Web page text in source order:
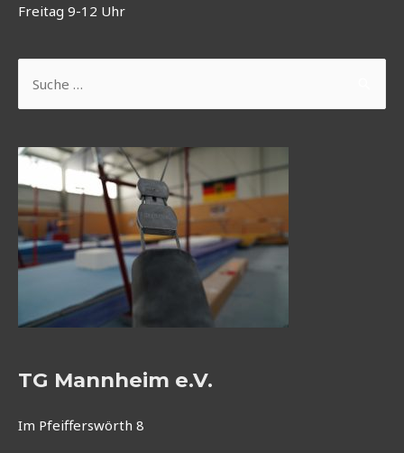
Freitag 9-12 Uhr
nach:
TG Mannheim e.V.
Im Pfeifferswörth 8